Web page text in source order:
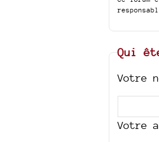
Qui
Votre
Votre